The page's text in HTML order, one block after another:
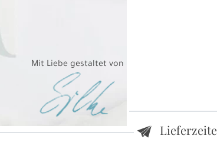
Mit Liebe gestaltet von
e